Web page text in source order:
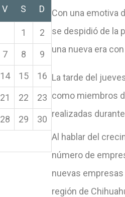
V S D
1 2
7 8 9
14 15 16
21 22 23
28 29 30
Con una emotiva
se despidió de la
una nueva era
La tarde del
como miembros
realizadas
Al hablar del
número de
nuevas empresas
región de